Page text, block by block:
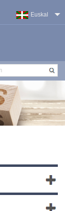
Euskal